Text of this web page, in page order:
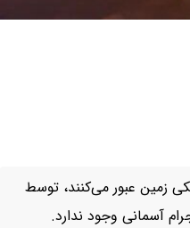
قطر بیش از ۸۰۰ متر که گاهی از نزدیکی زمین عبور می‌کنند، توسط
آسمانی وجود ندارد.